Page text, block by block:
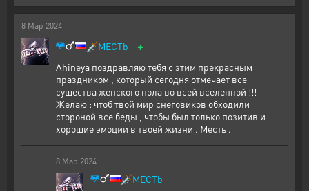
8 Мар 2024
🗡️MECTb +
Ahineya поздравляю тебя с этим прекрасным
праздником , который сегодня отмечает все
существа женского пола во всей вселенной !!!
Желаю : чтоб твой мир снеговиков обходили
стороной все беды , чтобы был только позитив и
хорошие эмоции в твоей жизни . Месть .
8 Мар 2024
🗡️MECTb